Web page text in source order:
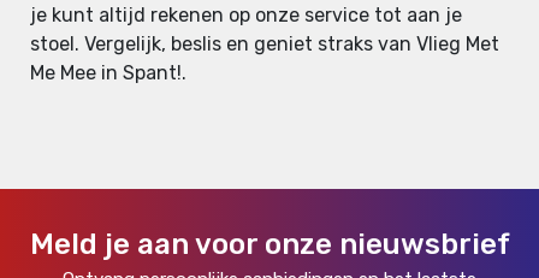
je kunt altijd rekenen op onze service tot aan je
stoel. Vergelijk, beslis en geniet straks van Vlieg Met
Me Mee in Spant!.
Meld je aan voor onze nieuwsbrief